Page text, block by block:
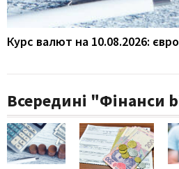
Курс валют на 10.08.2026:
Всередині "Фінанси